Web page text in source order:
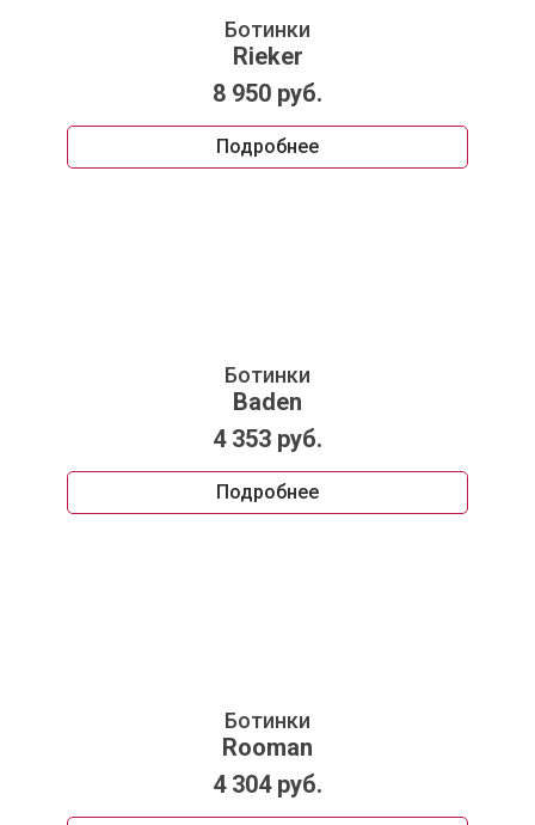
Ботинки
Rieker
8 950 руб.
Подробнее
Ботинки
Baden
4 353 руб.
Подробнее
Ботинки
Rooman
4 304 руб.